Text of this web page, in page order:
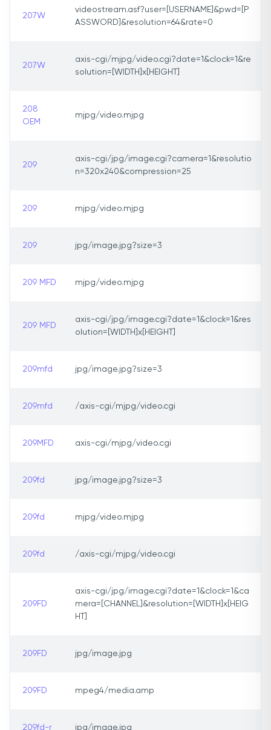
207W
videostream.asf?user=[USERNAME]&pwd=[P
ASSWORD]&resolution=64&rate=0
207W
axis-cgi/mjpg/video.cgi?date=1&clock=1&re
solution=[WIDTH]x[HEIGHT]
208
OEM
mjpg/video.mjpg
209
axis-cgi/jpg/image.cgi?camera=1&resolutio
n=320x240&compression=25
209 mjpg/video.mjpg
209 jpg/image.jpg?size=3
209 MFD mjpg/video.mjpg
209 MFD
axis-cgi/jpg/image.cgi?date=1&clock=1&res
olution=[WIDTH]x[HEIGHT]
209mfd jpg/image.jpg?size=3
209mfd /axis-cgi/mjpg/video.cgi
209MFD axis-cgi/mjpg/video.cgi
209fd jpg/image.jpg?size=3
209fd mjpg/video.mjpg
209fd /axis-cgi/mjpg/video.cgi
209FD
axis-cgi/jpg/image.cgi?date=1&clock=1&ca
mera=[CHANNEL]&resolution=[WIDTH]x[HEIG
HT]
209FD jpg/image.jpg
209FD mpeg4/media.amp
209fd-r jpg/image.jpg